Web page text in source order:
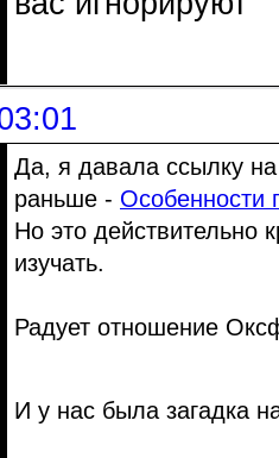
Да, я давала ссылку
раньше - Особенности
Но это действительно
изучать.
Радует отношение
И у нас была загадка